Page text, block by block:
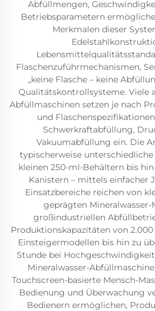
Abfüllmengen,
Betriebsparametern
Merkmalen dieser
Flaschenzuführmechanismen,
„keine Flasche – keine
Qualitätskontrollsysteme. Viele
Abfüllmaschinen setzen je nach
und
Schwerkraftabfüllung,
Vakuumabfüllung ein. Die
typischerweise
kleinen 250-ml-Behältern bis
Kanistern – mittels einfacher
Einsatzbereiche reichen von
geprägten Mineralwasser-
großindustriellen
Produktionskapazitäten von
Einsteigermodellen bis hin zu
Stunde bei
Mineralwasser-
Touchscreen-basierte Mensch-
Bedienung und Überwachung
Bedienern ermöglichen,